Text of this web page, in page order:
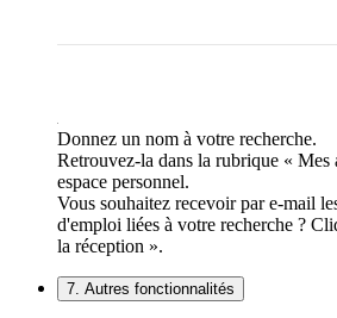
Donnez un nom à votre recherche.
Retrouvez-la dans la rubrique « Mes
espace personnel.
Vous souhaitez recevoir par e-mail
d'emploi liées à votre recherche ?
la réception ».
7. Autres fonctionnalités